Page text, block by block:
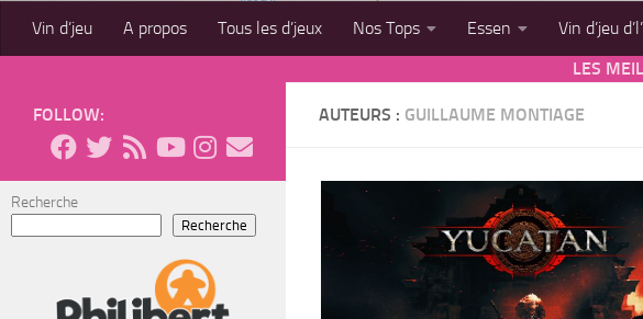
Vin d’jeu A propos Tous les d’jeux Nos Tops Essen Vin d’jeu
LES
AUTEURS : GUILLAUME MONTIAGE
FOLLOW:
Recherche
Recherche